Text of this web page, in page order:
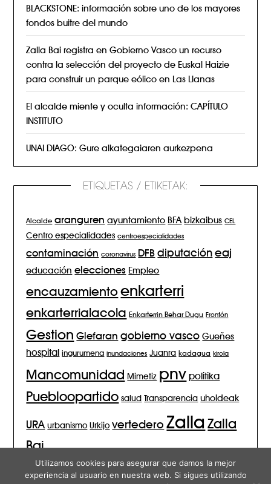
BLACKSTONE: información sobre uno de los mayores
fondos buitre del mundo
Zalla Bai registra en Gobierno Vasco un recurso
contra la selección del proyecto de Euskal Haizie
para construir un parque eólico en Las Llanas
El alcalde miente y oculta información: CAPÍTULO
INSTITUTO
UNAI DIAGO: Gure alkategaiaren aurkezpena
ETIQUETAS / ETIKETAK:
Alcalde aranguren ayuntamiento BFA bizkaibus CEL
Centro especialidades centroespecialidades
contaminación coronavirus DFB diputación eaj
educación elecciones Empleo
encauzamiento enkarterri
enkarterrialacola Enkarterrin Behar Dugu Frontón
Gestion Glefaran gobierno vasco Gueñes
hospital ingurumena inundaciones Juanra kadagua kirola
Mancomunidad Mimetiz pnv politika
Puebloopartido salud Transparencia uholdeak
URA urbanismo Urkijo vertedero Zalla Zalla
Bai
Utilizamos cookies para asegurar que damos la mejor
experiencia al usuario en nuestra web. Si sigues utilizando